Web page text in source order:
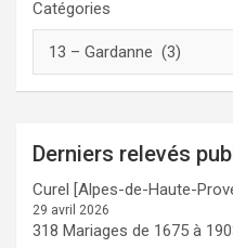
Catégories
Derniers relevés
Curel [Alpes-de-Haute-
29 avril 2026
318 Mariages de 1675 à